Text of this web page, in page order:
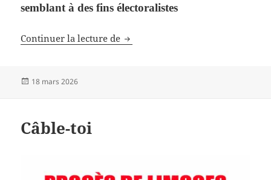
semblant à des fins électoralistes
Continuer la lecture de Santé, environnement et élections
Publié
18 mars 2026
Câble-toi